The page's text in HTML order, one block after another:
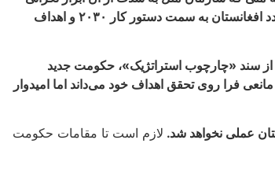
می‌کند، باعث شده است که این سازمان در مشورت با گروه هماهنگی خود در افغانستان، طرح «چارچوب استراتژیک» چند ساله را به منظور جهت دادن مجدد افغانستان به سمت دستور کار ۲۰۳۰ و اهداف
سند «چارچوب استراتژیک»، حکومت جدید
افغانستان را مانعی فرا روی تحقق اهداف خود می‌داند اما امیدوار
عملی نخواهد شد. لازم است تا مقامات حکومت